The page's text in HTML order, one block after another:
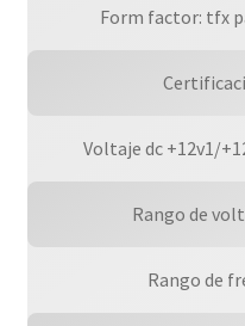
Form factor: tfx
Voltaje dc +12v1/
Rango de
Rango de